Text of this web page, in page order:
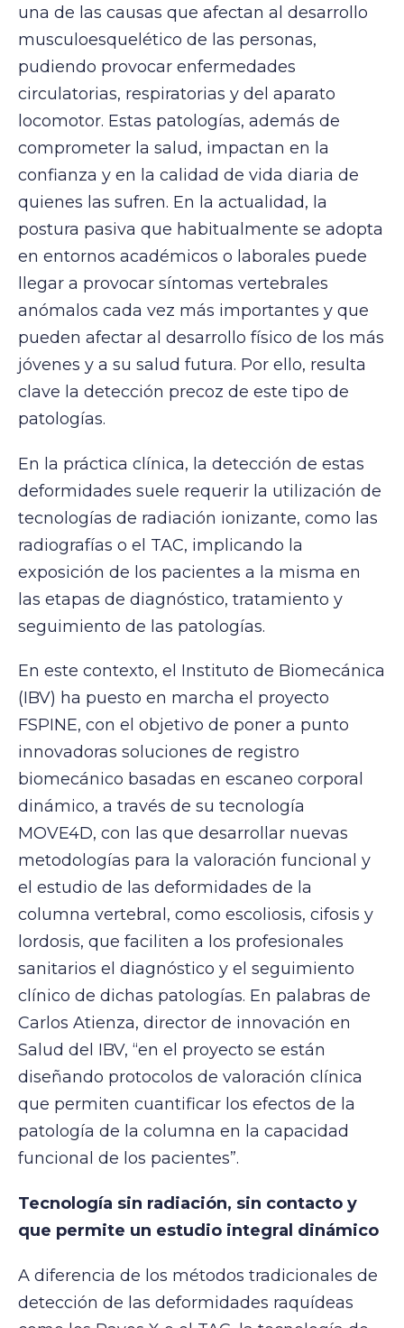
una de las causas que afectan al desarrollo
musculoesquelético de las personas,
pudiendo provocar enfermedades
circulatorias, respiratorias y del aparato
locomotor. Estas patologías, además de
comprometer la salud, impactan en la
confianza y en la calidad de vida diaria de
quienes las sufren. En la actualidad, la
postura pasiva que habitualmente se adopta
en entornos académicos o laborales puede
llegar a provocar síntomas vertebrales
anómalos cada vez más importantes y que
pueden afectar al desarrollo físico de los más
jóvenes y a su salud futura. Por ello, resulta
clave la detección precoz de este tipo de
patologías.
En la práctica clínica, la detección de estas
deformidades suele requerir la utilización de
tecnologías de radiación ionizante, como las
radiografías o el TAC, implicando la
exposición de los pacientes a la misma en
las etapas de diagnóstico, tratamiento y
seguimiento de las patologías.
En este contexto, el Instituto de Biomecánica
(IBV) ha puesto en marcha el proyecto
FSPINE, con el objetivo de poner a punto
innovadoras soluciones de registro
biomecánico basadas en escaneo corporal
dinámico, a través de su tecnología
MOVE4D, con las que desarrollar nuevas
metodologías para la valoración funcional y
el estudio de las deformidades de la
columna vertebral, como escoliosis, cifosis y
lordosis, que faciliten a los profesionales
sanitarios el diagnóstico y el seguimiento
clínico de dichas patologías. En palabras de
Carlos Atienza, director de innovación en
Salud del IBV, “en el proyecto se están
diseñando protocolos de valoración clínica
que permiten cuantificar los efectos de la
patología de la columna en la capacidad
funcional de los pacientes”.
Tecnología sin radiación, sin contacto y
que permite un estudio integral dinámico
A diferencia de los métodos tradicionales de
detección de las deformidades raquídeas